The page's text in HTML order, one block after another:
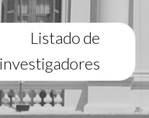
Listado de
investigadores